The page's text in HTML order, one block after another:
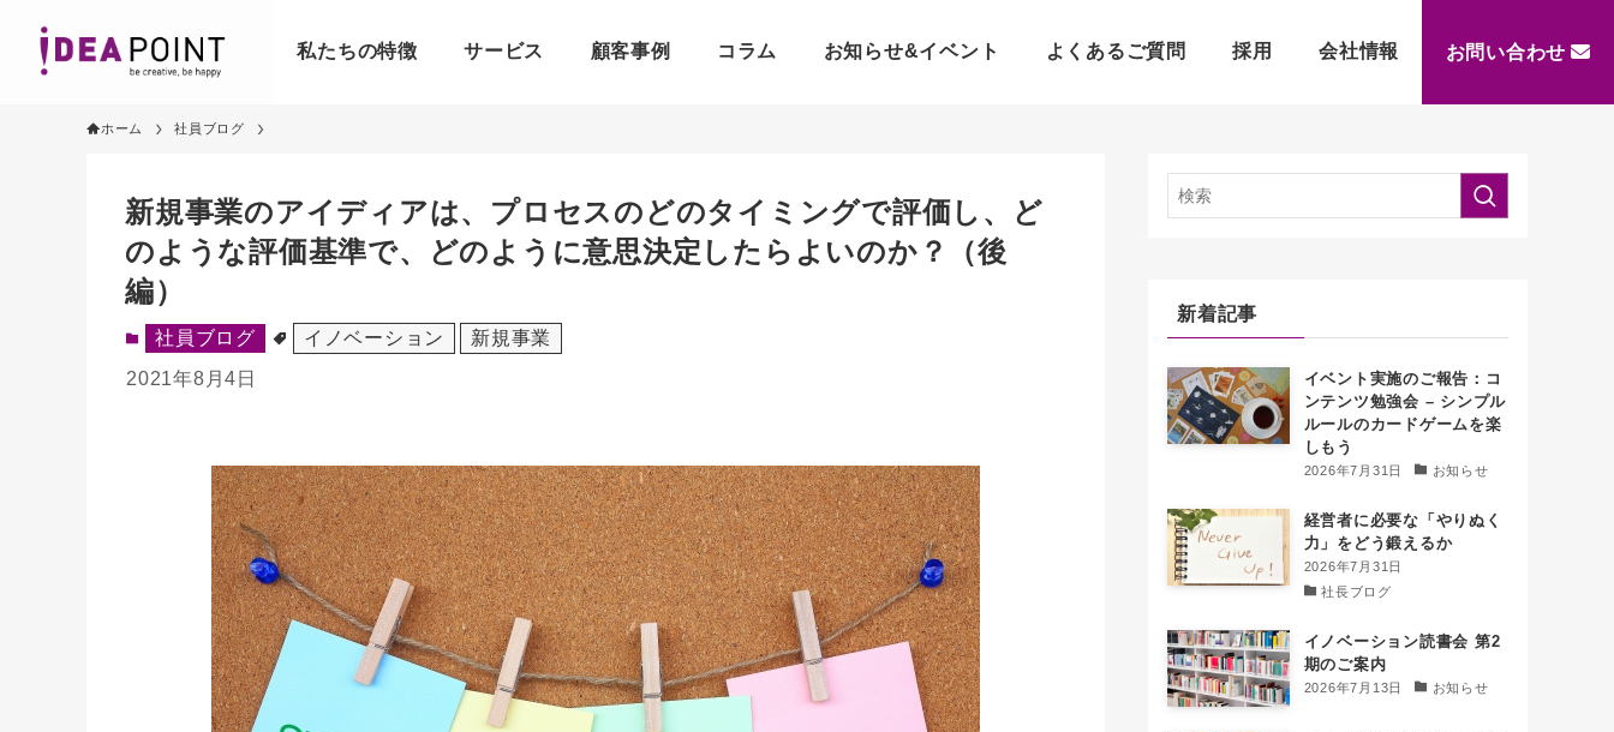
私たちの特徴 サービス 顧客事例 コラム お知らせ&イベント よくあるご質問 採用 会社情報 お問い合わせ
ホーム 社員ブログ
新規事業のアイディアは、プロセスのどのタイミングで評価し、ど
のような評価基準で、どのように意思決定したらよいのか？（後
編）
社員ブログ イノベーション
新規事業
2021年8月4日
新着記事
イベント実施のご報告：コ
ンテンツ勉強会 – シンプル
ルールのカードゲームを楽
しもう
2026年7月31日 お知らせ
経営者に必要な「やりぬく
力」をどう鍛えるか
2026年7月31日
社長ブログ
イノベーション読書会 第2
期のご案内
2026年7月13日 お知らせ